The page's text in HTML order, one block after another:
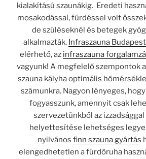
kialakítású szaunákig. Eredeti
mosakodással, fürdéssel volt
de szüléseknél és betegek
alkalmazták. Infraszauna Budapest
elérhető, az infraszauna
vagyunk! A megfelelő szempontok
szauna kályha optimális
számunkra. Nagyon lényeges,
fogyasszunk, amennyit csak
szervezetünkből az
helyettesítése lehetséges
nyilvános finn szauna gyártás
elengedhetetlen a fürdőruha